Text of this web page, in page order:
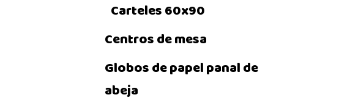
Carteles 60x90
Centros de mesa
Globos de papel panal de
abeja